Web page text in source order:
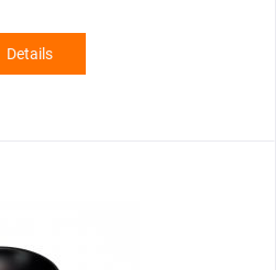
Details